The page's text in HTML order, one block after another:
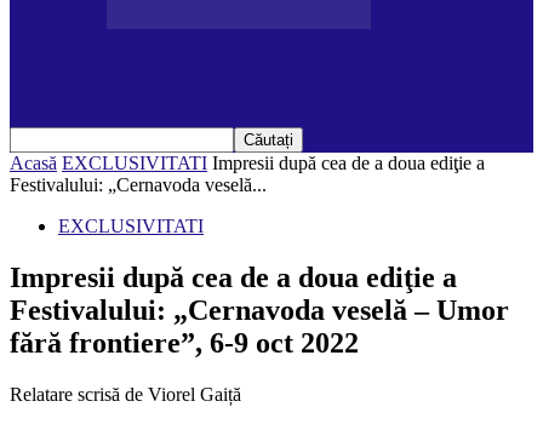
Acasă EXCLUSIVITATI Impresii după cea de a doua ediţie a
Festivalului: „Cernavoda veselă...
EXCLUSIVITATI
Impresii după cea de a doua ediţie a
Festivalului: „Cernavoda veselă – Umor
fără frontiere”, 6-9 oct 2022
Relatare scrisă de Viorel Gaiță